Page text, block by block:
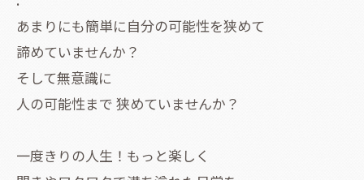
あまりにも簡単に自分の可能性を狭めて
諦めていませんか？
そして無意識に
人の可能性まで 狭めていませんか？
一度きりの人生！もっと楽しく